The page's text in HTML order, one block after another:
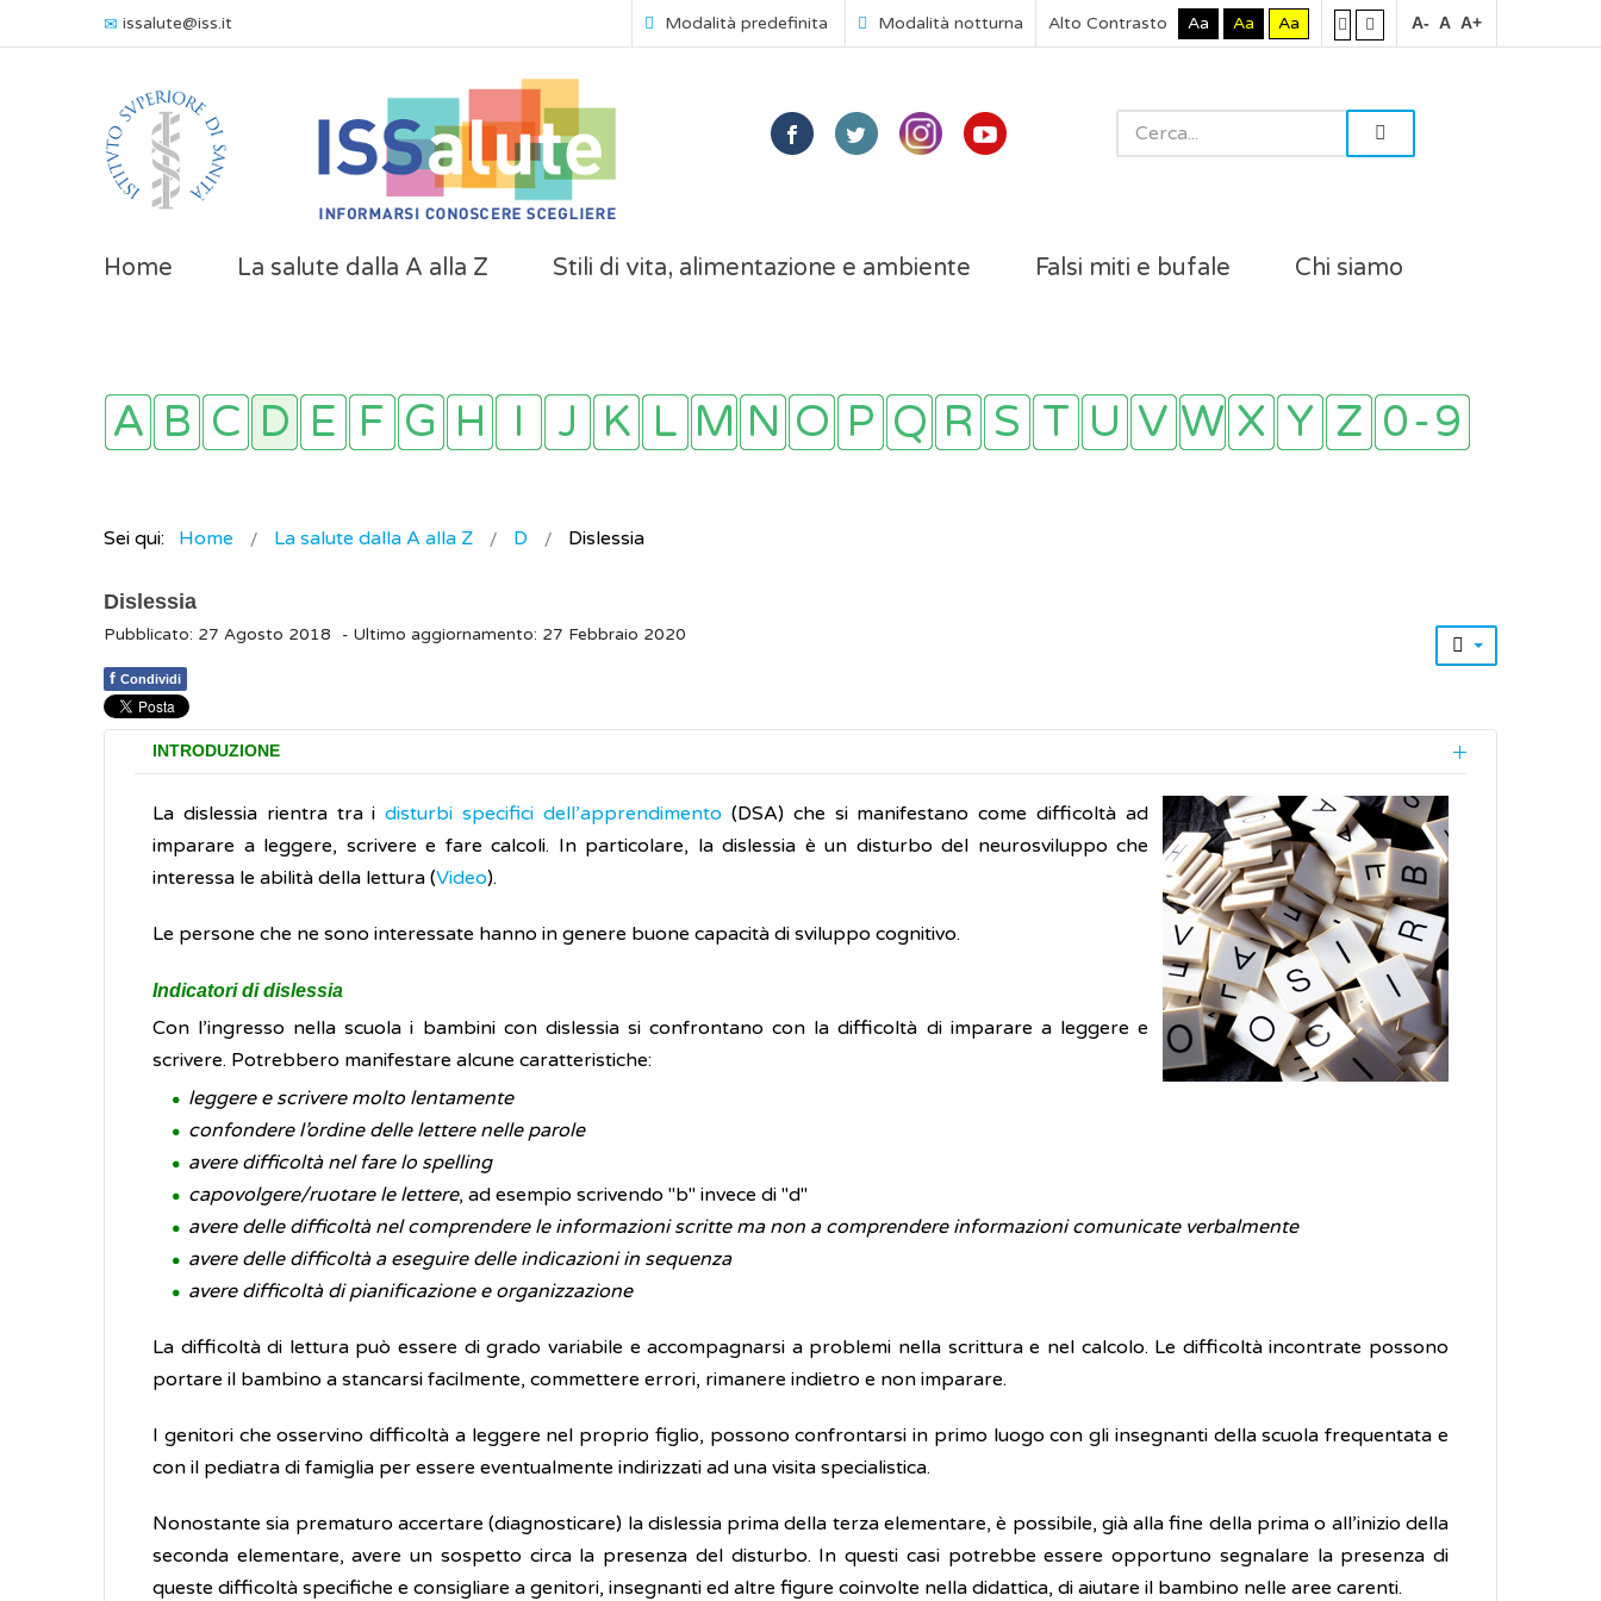
issalute@iss.it Modalità predefinita Modalità notturna Alto Contrasto Aa Aa Aa A- A A+
Home La salute dalla A alla Z Stili di vita, alimentazione e ambiente Falsi miti e bufale Chi siamo
Sei qui: Home La salute dalla A alla Z D Dislessia
Dislessia
Pubblicato: 27 Agosto 2018 - Ultimo aggiornamento: 27 Febbraio 2020
f Condividi
INTRODUZIONE
La dislessia rientra tra idisturbi specifici dell’apprendimento (DSA) che si manifestano come difficoltà ad
imparare a leggere, scrivere e fare calcoli. In particolare, la dislessia è un disturbo del neurosviluppo che
interessa le abilità della lettura (Video).
Le persone che ne sono interessate hanno in genere buone capacità di sviluppo cognitivo.
Indicatori di dislessia
Con l’ingresso nella scuola i bambini con dislessia si confrontano con la difficoltà di imparare a leggere e
scrivere. Potrebbero manifestare alcune caratteristiche:
leggere e scrivere molto lentamente
confondere l’ordine delle lettere nelle parole
avere difficoltà nel fare lo spelling
capovolgere/ruotare le lettere, ad esempio scrivendo "b" invece di "d"
avere delle difficoltà nel comprendere le informazioni scritte ma non a comprendere informazioni comunicate verbalmente
avere delle difficoltà a eseguire delle indicazioni in sequenza
avere difficoltà di pianificazione e organizzazione
La difficoltà di lettura può essere di grado variabile e accompagnarsi a problemi nella scrittura e nel calcolo. Le difficoltà incontrate possono
portare il bambino a stancarsi facilmente, commettere errori, rimanere indietro e non imparare.
I genitori che osservino difficoltà a leggere nel proprio figlio, possono confrontarsi in primo luogo con gli insegnanti della scuola frequentata e
con il pediatra di famiglia per essere eventualmente indirizzati ad una visita specialistica.
Nonostante sia prematuro accertare (diagnosticare) la dislessia prima della terza elementare, è possibile, già alla fine della prima o all’inizio della
seconda elementare, avere un sospetto circa la presenza del disturbo. In questi casi potrebbe essere opportuno segnalare la presenza di
queste difficoltà specifiche e consigliare a genitori, insegnanti ed altre figure coinvolte nella didattica, di aiutare il bambino nelle aree carenti.